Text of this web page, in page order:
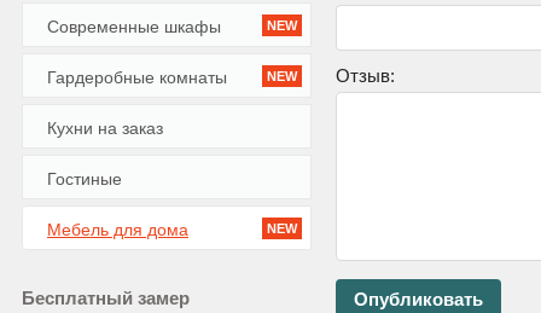
Современные шкафы NEW
Гардеробные комнаты NEW
Кухни на заказ
Гостиные
Мебель для дома NEW
Бесплатный замер
Отзыв: